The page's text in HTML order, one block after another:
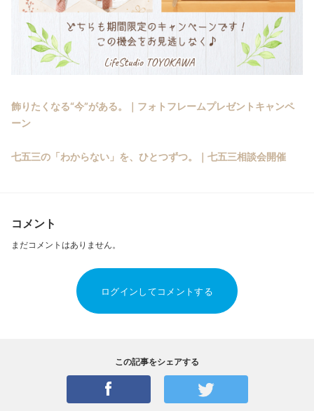
飾りたくなる“今”がある。｜フォトフレームプレゼントキャンペ
ーン
七五三の「わからない」を、ひとつずつ。｜七五三相談会開催
コメント
まだコメントはありません。
ログインしてコメントする
この記事をシェアする